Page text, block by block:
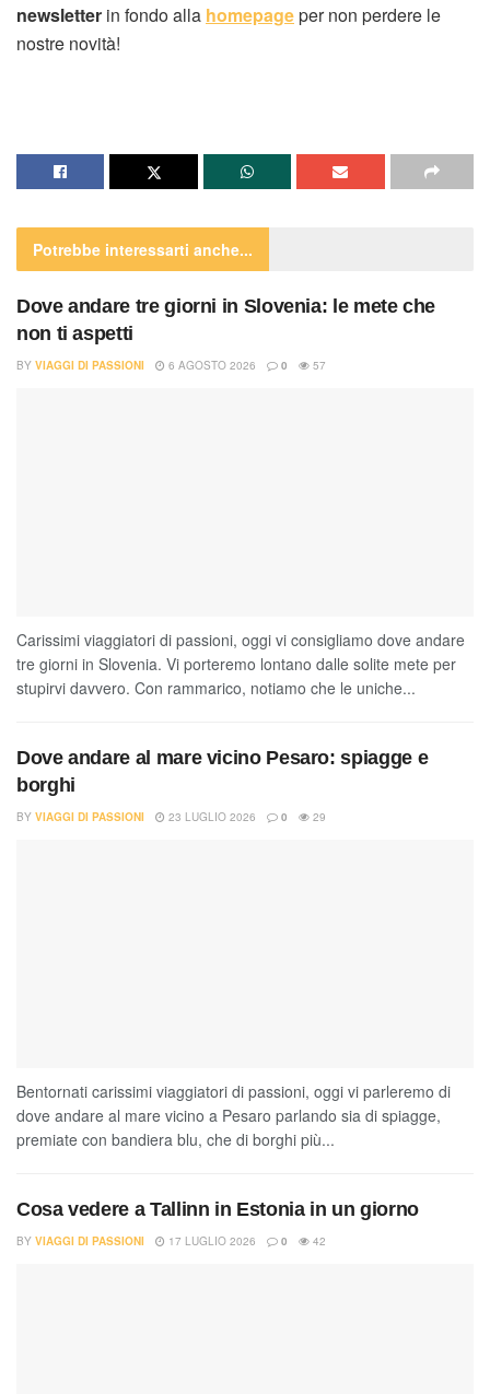
newsletter in fondo alla homepageper non perdere le
nostre novità!
Potrebbe interessarti anche...
Dove andare tre giorni in Slovenia: le mete che
non ti aspetti
BY VIAGGI DI PASSIONI 6 AGOSTO 2026 0 57
Carissimi viaggiatori di passioni, oggi vi consigliamo dove andare
tre giorni in Slovenia. Vi porteremo lontano dalle solite mete per
stupirvi davvero. Con rammarico, notiamo che le uniche...
Dove andare al mare vicino Pesaro: spiagge e
borghi
BY VIAGGI DI PASSIONI 23 LUGLIO 2026 0 29
Bentornati carissimi viaggiatori di passioni, oggi vi parleremo di
dove andare al mare vicino a Pesaro parlando sia di spiagge,
premiate con bandiera blu, che di borghi più...
Cosa vedere a Tallinn in Estonia in un giorno
BY VIAGGI DI PASSIONI 17 LUGLIO 2026 0 42